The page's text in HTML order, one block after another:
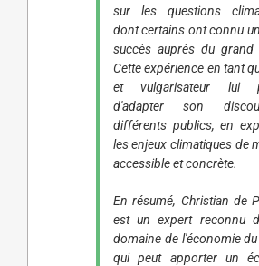
sur les questions
dont certains ont connu
succès auprès du grand
Cette expérience en tant
et vulgarisateur lui
d'adapter son
différents publics, en
les enjeux climatiques de
accessible et concrète.
En résumé, Christian de
est un expert reconnu
domaine de l'économie
qui peut apporter un